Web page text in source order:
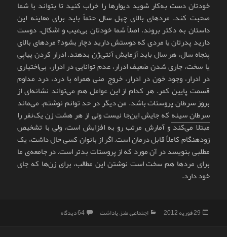
خودتان دست به‌کار شوید دیوارها را خراب کنید تا بتواند با شما
صحبت کند. مردهای بالای چهل سال حتماً باید برای معاینه این
داستان به دکتر بروند. اصلاً‌ شما خودتان بی‌عیب و اشکال. دوست
دارید پدرتان یا مردی که دوستش دارید دچار بشود؟ مردهای بالای
پنجاه سال، هر سال باید آزمایش آنتی‌ژن بدهند. ادرار کردن پیاپی
یا سخت، جاری شدن ضعیف ادرار، عدم توانایی در ادرار، بی‌اختیاری
در ادرار، وجود خون در ادرار، خروج منی همراه با درد، درد مداوم
قسمت پایین کمر. هر کدام از این عوامل هم می‌تواند نشانه‌ای از
بروز سرطان پروستات باشد. من دیگر در حد توانم نوشتم. می‌ماند
سرطان سینه که جایش این‌جا نیست ولی از هر هشت زن یک‌نفر را
مبتلا می‌کند و آمارش مرتب رو به افزایش است، ولی با تشخیص
زودهنگام کاملاً قابل درمان است. اگر از بانوان کسی حال داشت، یک
مطلبی بنویسد در آن مورد که از پروستات بدتر است. در جامعه‌ی ما
برای مردها هم سخت است نوشتن این مطالب، برای زن‌ها که جای
خود دارد.
ارسال
29 فوریه 2012 دسته‌ها
اجتماعی,طنز,یاداشت 64 دیدگاه برای ورود بانوان ممنوع